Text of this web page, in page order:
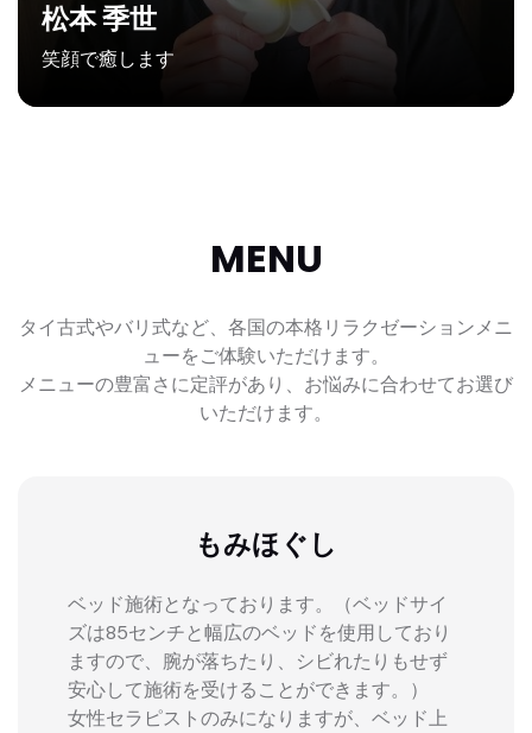
MENU
タイ古式やバリ式など、各国の本格リラクゼーションメニ
ューをご体験いただけます。
メニューの豊富さに定評があり、お悩みに合わせてお選び
いただけます。
もみほぐし
ベッド施術となっております。（ベッドサイ
ズは85センチと幅広のベッドを使用しており
ますので、腕が落ちたり、シビれたりもせず
安心して施術を受けることができます。）
女性セラピストのみになりますが、ベッド上